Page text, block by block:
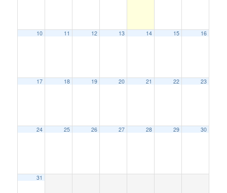
10 11 12 13 14 15 16
17 18 19 20 21 22 23
24 25 26 27 28 29 30
31